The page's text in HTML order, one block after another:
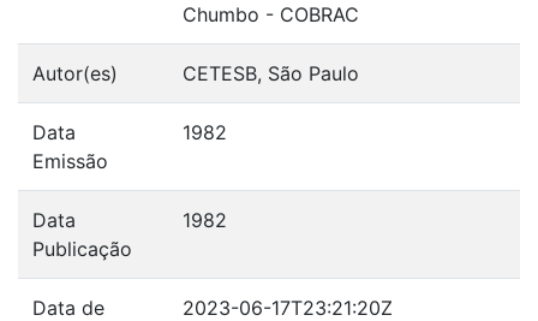
Chumbo - COBRAC
Autor(es) CETESB, São Paulo
Data
Emissão
1982
Data
Publicação
1982
Data de
2023-06-17T23:21:20Z